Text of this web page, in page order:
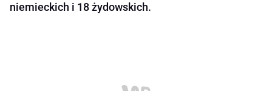
niemieckich i 18 żydowskich.